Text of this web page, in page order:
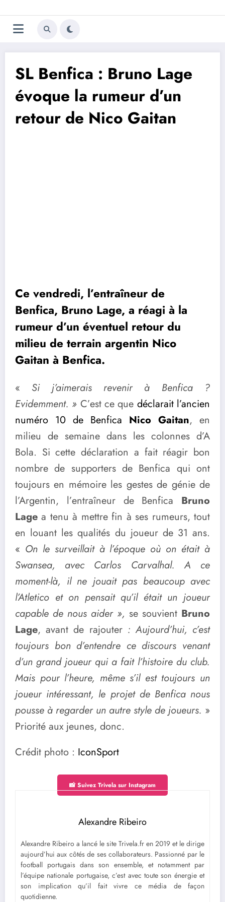
au
contenu
Trivela
L'actualité du football
SL Benfica : Bruno Lage
évoque la rumeur d’un
retour de Nico Gaitan
Ce vendredi, l’entraîneur de
Benfica, Bruno Lage, a réagi à la
rumeur d’un éventuel retour du
milieu de terrain argentin Nico
Gaitan à Benfica.
« Si j’aimerais revenir à Benfica ?
Evidemment. » C’est ce que déclarait l’ancien
numéro 10 de Benfica Nico Gaitan, en
milieu de semaine dans les colonnes d’A
Bola. Si cette déclaration a fait réagir bon
nombre de supporters de Benfica qui ont
toujours en mémoire les gestes de génie de
l’Argentin, l’entraîneur de Benfica Bruno
Lage a tenu à mettre fin à ses rumeurs, tout
en louant les qualités du joueur de 31 ans.
« On le surveillait à l’époque où on était à
Swansea, avec Carlos Carvalhal. A ce
moment-là, il ne jouait pas beaucoup avec
l’Atletico et on pensait qu’il était un joueur
capable de nous aider », se souvient Bruno
Lage, avant de rajouter: Aujourd’hui, c’est
toujours bon d’entendre ce discours venant
d’un grand joueur qui a fait l’histoire du club.
Mais pour l’heure, même s’il est toujours un
joueur intéressant, le projet de Benfica nous
pousse à regarder un autre style de joueurs. »
Priorité aux jeunes, donc.
Crédit photo : IconSport
📸 Suivez Trivela sur Instagram
Alexandre Ribeiro
Alexandre Ribeiro a lancé le site Trivela.fr en 2019 et le dirige
aujourd’hui aux côtés de ses collaborateurs. Passionné par le
football portugais dans son ensemble, et notamment par
l’équipe nationale portugaise, c’est avec toute son énergie et
son implication qu’il fait vivre ce média de façon
quotidienne.